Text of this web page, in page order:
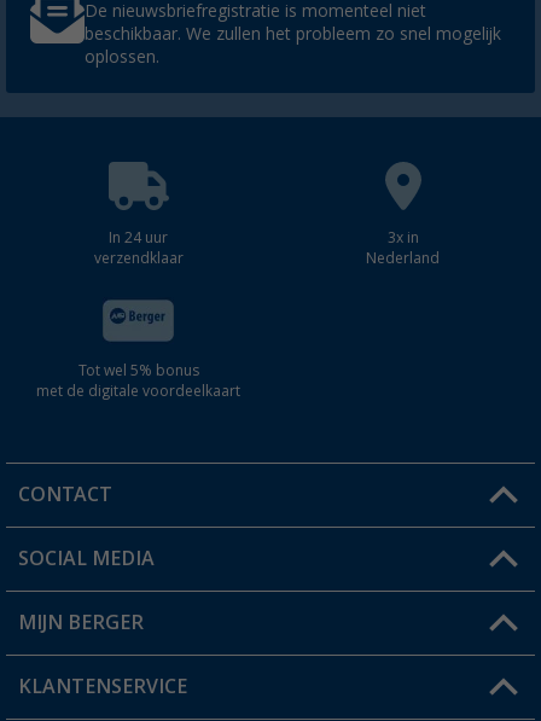
De nieuwsbriefregistratie is momenteel niet
beschikbaar. We zullen het probleem zo snel mogelijk
oplossen.
In 24 uur
verzendklaar
3x in
Nederland
Tot wel 5% bonus
met de digitale voordeelkaart
CONTACT
Een vraag?
Winkel vinden
SOCIAL MEDIA
MIJN BERGER
Mijn account
KLANTENSERVICE